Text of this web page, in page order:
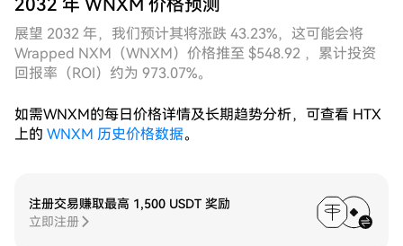
2032 年 WNXM 价格预测
展望 2032 年，我们预计其将涨跌 43.23%，这可能会将
Wrapped NXM（WNXM）价格推至 $548.92 ，累计投资
回报率（ROI）约为 973.07%。
如需WNXM的每日价格详情及长期趋势分析，可查看 HTX
上的 WNXM 历史价格数据。
注册交易赚取最高 1,500 USDT 奖励
立即注册